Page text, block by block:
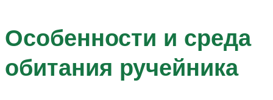
Особенности и среда
обитания ручейника